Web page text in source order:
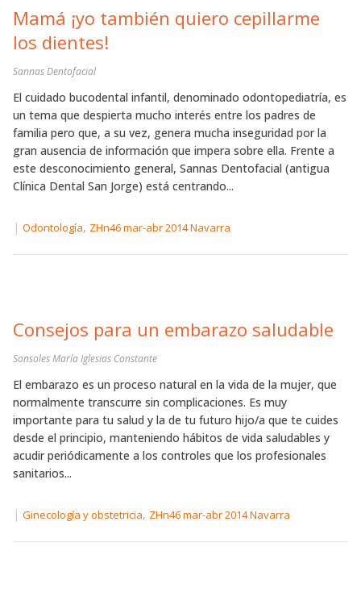
Mamá ¡yo también quiero cepillarme
los dientes!
Sannas Dentofacial
El cuidado bucodental infantil, denominado odontopediatría, es
un tema que despierta mucho interés entre los padres de
familia pero que, a su vez, genera mucha inseguridad por la
gran ausencia de información que impera sobre ella. Frente a
este desconocimiento general, Sannas Dentofacial (antigua
Clínica Dental San Jorge) está centrando...
| Odontología, ZHn46 mar-abr 2014 Navarra
Consejos para un embarazo saludable
Sonsoles María Iglesias Constante
El embarazo es un proceso natural en la vida de la mujer, que
normalmente transcurre sin complicaciones. Es muy
importante para tu salud y la de tu futuro hijo/a que te cuides
desde el principio, manteniendo hábitos de vida saludables y
acudir periódicamente a los controles que los profesionales
sanitarios...
| Ginecología y obstetricia, ZHn46 mar-abr 2014 Navarra